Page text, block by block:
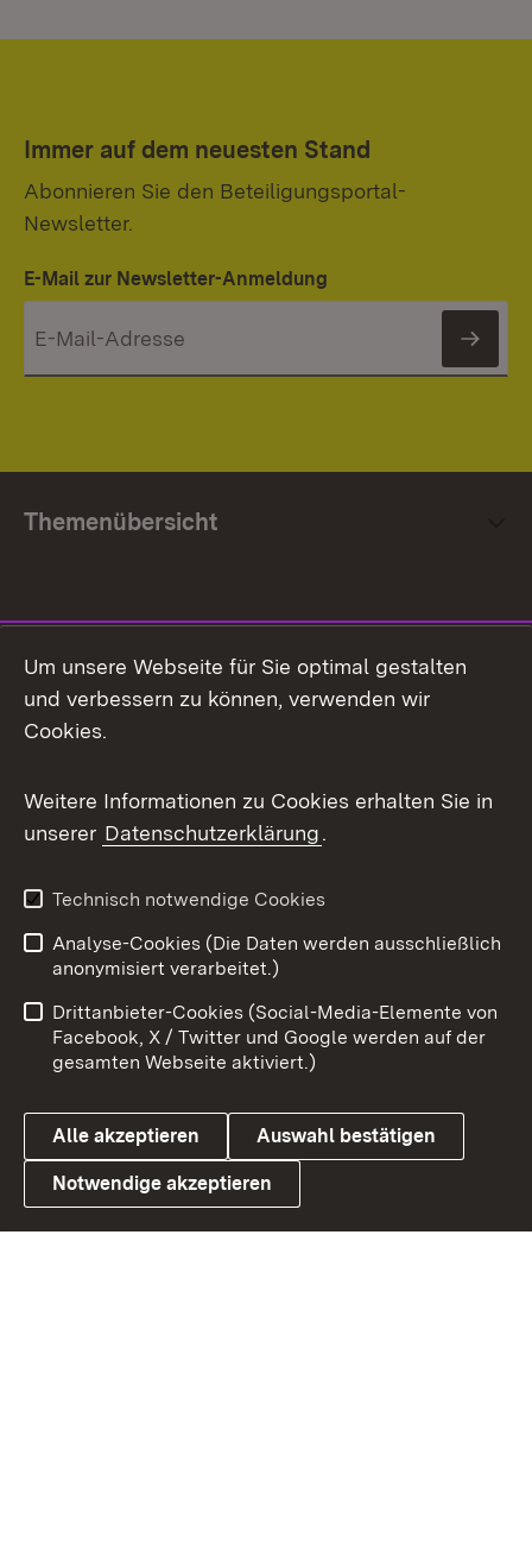
Immer auf dem neuesten Stand
Abonnieren Sie den Beteiligungsportal-
Newsletter.
E-Mail zur Newsletter-Anmeldung
Themenübersicht
Facebook
X / Twitter
Youtube
Link zum Landesportal
Impressum
Kontakt
Barrierefreiheit
Datenschutz
Cookies
Um unsere Webseite für Sie optimal gestalten
und verbessern zu können, verwenden wir
Cookies.
Weitere Informationen zu Cookies erhalten Sie in
unserer Datenschutzerklärung.
Technisch notwendige Cookies
Analyse-Cookies (Die Daten werden ausschließlich
anonymisiert verarbeitet.)
Drittanbieter-Cookies (Social-Media-Elemente von
Facebook, X / Twitter und Google werden auf der
gesamten Webseite aktiviert.)
Alle akzeptieren Auswahl bestätigen
Notwendige akzeptieren